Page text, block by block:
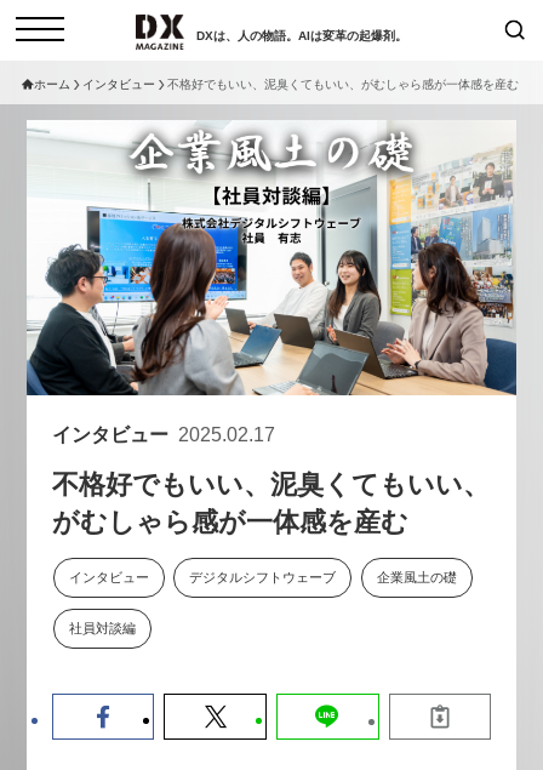
DXは、人の物語。AIは変革の起爆剤。
コラム インタビュー
ニュース
サービスメニュー 日本オムニチャネル協会
トップページ
特集
動画
サイトマップ
お問い合わせ
個人情報保護法について
採用情報
検索
現在開催予定のセミナー
セミナー
非公開: 【8/6開催】AIエージェン
ト時代、日本企業は何から始める
新潮流から学ぶ〜
セミナー
【8/12開催】「イノベーションを
数値化する」～投資される事業の
基準と、終活DX「SouSou」に
ホーム インタビュー 不格好でもいい、泥臭くてもいい、がむしゃら感が一体感を産む
インタビュー 2025.02.17
不格好でもいい、泥臭くてもいい、
がむしゃら感が一体感を産む
インタビュー デジタルシフトウェーブ 企業風土の礎
社員対談編